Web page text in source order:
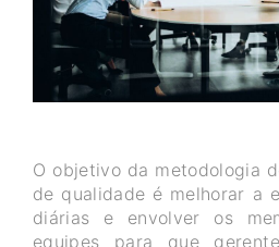
O objetivo da metodologia
de qualidade é melhorar a
diárias e envolver os
equipes para que